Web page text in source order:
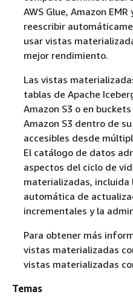
AWS Glue, Amazon
reescribir
usar vistas
mejor rendimiento.
Las vistas
tablas de Apache
Amazon S3 o en
Amazon S3 dentro de
accesibles desde
El catálogo de datos
aspectos del ciclo de
materializadas, incluida
automática de
incrementales y la
Para obtener más
vistas materializadas
vistas materializadas
Temas